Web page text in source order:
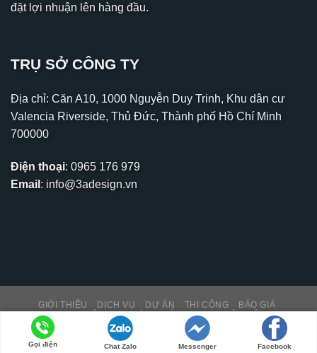
Gọi điện Chat Zalo Messenger Facebook
đặt lợi nhuận lên hàng đầu.
TRỤ SỞ CÔNG TY
Địa chỉ: Căn A10, 1000 Nguyễn Duy Trinh, Khu dân cư
Valencia Riverside, Thủ Đức, Thành phố Hồ Chí Minh
700000
Điện thoại: 0965 176 979
Email : info@3adesign.vn
GIỚI THIỆU DỊCH VỤ DỰ ÁN THI CÔNG
BÁO GIÁ
THƯ VIỆN – TIN TỨC
HỖ TRỢ KH
Copyright 2026 © PNK MEDIA